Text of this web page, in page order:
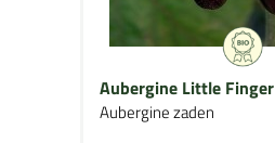
Aubergine Little Finger
Aubergine zaden